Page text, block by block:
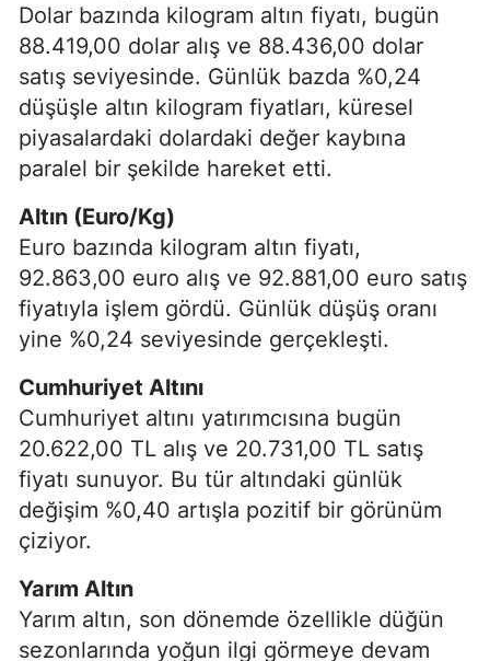
Dolar bazında kilogram altın fiyatı, bugün
88.419,00 dolar alış ve 88.436,00 dolar
satış seviyesinde. Günlük bazda %0,24
düşüşle altın kilogram fiyatları, küresel
piyasalardaki dolardaki değer kaybına
paralel bir şekilde hareket etti.
Altın (Euro/Kg)
Euro bazında kilogram altın fiyatı,
92.863,00 euro alış ve 92.881,00 euro satış
fiyatıyla işlem gördü. Günlük düşüş oranı
yine %0,24 seviyesinde gerçekleşti.
Cumhuriyet Altını
Cumhuriyet altını yatırımcısına bugün
20.622,00 TL alış ve 20.731,00 TL satış
fiyatı sunuyor. Bu tür altındaki günlük
değişim %0,40 artışla pozitif bir görünüm
çiziyor.
Yarım Altın
Yarım altın, son dönemde özellikle düğün
sezonlarında yoğun ilgi görmeye devam